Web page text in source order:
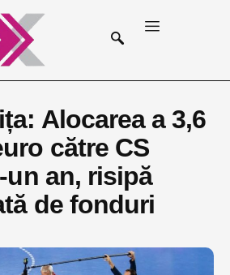
Alocarea a 3,6
către CS
an, risipă
de fonduri